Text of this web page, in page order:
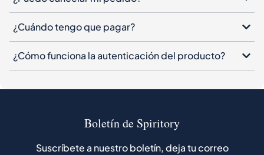
¿Cuándo tengo que pagar?
¿Cómo funciona la autenticación del producto?
Boletín de Spiritory
Suscríbete a nuestro boletín, deja tu correo